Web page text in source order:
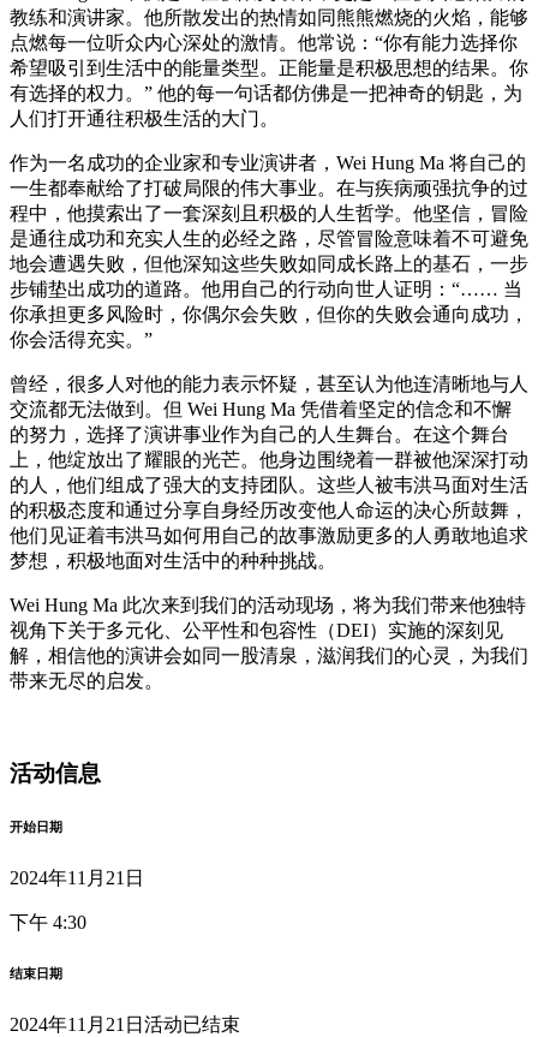
教练和演讲家。他所散发出的热情如同熊熊燃烧的火焰，能够
点燃每一位听众内心深处的激情。他常说：“你有能力选择你
希望吸引到生活中的能量类型。正能量是积极思想的结果。你
有选择的权力。” 他的每一句话都仿佛是一把神奇的钥匙，为
人们打开通往积极生活的大门。
作为一名成功的企业家和专业演讲者，Wei Hung Ma 将自己的
一生都奉献给了打破局限的伟大事业。在与疾病顽强抗争的过
程中，他摸索出了一套深刻且积极的人生哲学。他坚信，冒险
是通往成功和充实人生的必经之路，尽管冒险意味着不可避免
地会遭遇失败，但他深知这些失败如同成长路上的基石，一步
步铺垫出成功的道路。他用自己的行动向世人证明：“…… 当
你承担更多风险时，你偶尔会失败，但你的失败会通向成功，
你会活得充实。”
曾经，很多人对他的能力表示怀疑，甚至认为他连清晰地与人
交流都无法做到。但 Wei Hung Ma 凭借着坚定的信念和不懈
的努力，选择了演讲事业作为自己的人生舞台。在这个舞台
上，他绽放出了耀眼的光芒。他身边围绕着一群被他深深打动
的人，他们组成了强大的支持团队。这些人被韦洪马面对生活
的积极态度和通过分享自身经历改变他人命运的决心所鼓舞，
他们见证着韦洪马如何用自己的故事激励更多的人勇敢地追求
梦想，积极地面对生活中的种种挑战。
Wei Hung Ma 此次来到我们的活动现场，将为我们带来他独特
视角下关于多元化、公平性和包容性（DEI）实施的深刻见
解，相信他的演讲会如同一股清泉，滋润我们的心灵，为我们
带来无尽的启发。
活动信息
开始日期
2024年11月21日
下午 4:30
结束日期
2024年11月21日 活动已结束